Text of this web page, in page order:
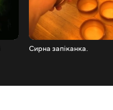
Сирна запіканка.